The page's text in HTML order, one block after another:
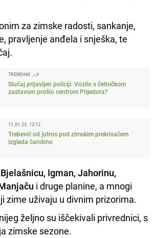
za zimske radosti, sankanje,
pravljenje anđela i snješka, te
TRENDING
Slučaj prijavljen policiji: Vozilo s četničkom
zastavom prošlo centrom Prijedora?
11.01.23. 12:12
Trebević od jutros pod zimskim prekrivačem
izgleda čarobno
Bjelašnicu, Igman, Jahorinu,
i druge planine, a mnogi
zime uživaju u divnim prizorima.
željno su iščekivali privrednici, s
zimske sezone.